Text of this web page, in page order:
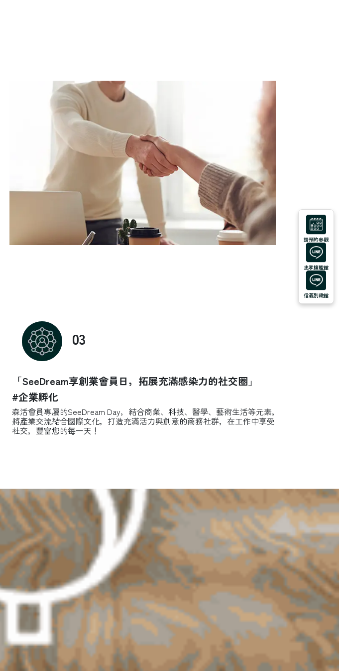
03
「SeeDream享創業會員日，拓展充滿感染力的社交圈」
#企業孵化
森活會員專屬的SeeDream Day，結合商業、科技、醫學、藝術生活等元素，
將產業交流結合國際文化，打造充滿活力與創意的商務社群，在工作中享受
社交，豐富您的每一天！
請預約參觀
忠孝旗艦館
信義別緻館